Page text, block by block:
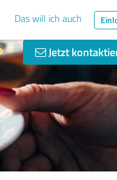
Das will ich auch
Jetzt